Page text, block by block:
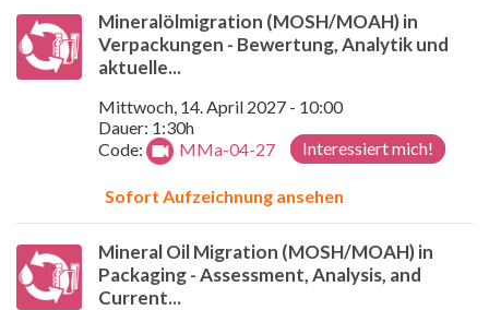
Mineralölmigration (MOSH/MOAH) in
Verpackungen - Bewertung, Analytik und
aktuelle...
Mittwoch, 14. April 2027 - 10:00
Dauer: 1:30h
Interessiert mich!
Code: MMa-04-27
Sofort Aufzeichnung ansehen
Mineral Oil Migration (MOSH/MOAH) in
Packaging - Assessment, Analysis, and
Current...